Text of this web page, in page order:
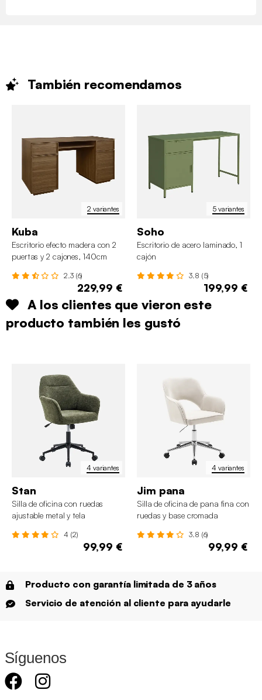
También recomendamos
2 variantes
Kuba
Escritorio efecto madera con 2
puertas y 2 cajones, 140cm
2.3 (6)
229,99 €
5 variantes
Soho
Escritorio de acero laminado, 1
cajón
3.8 (5)
199,99 €
A los clientes que vieron este
producto también les gustó
4 variantes
Stan
Silla de oficina con ruedas
ajustable metal y tela
4 (2)
99,99 €
4 variantes
Jim pana
Silla de oficina de pana fina con
ruedas y base cromada
3.8 (6)
99,99 €
Producto con garantía limitada de 3 años
Servicio de atención al cliente para ayudarle
Síguenos